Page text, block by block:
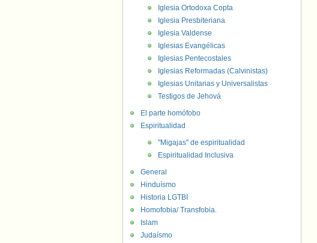
Iglesia Ortodoxa Copta
Iglesia Presbiteriana
Iglesia Valdense
Iglesias Evangélicas
Iglesias Pentecostales
Iglesias Reformadas (Calvinistas)
Iglesias Unitarias y Universalistas
Testigos de Jehová
El parte homófobo
Espiritualidad
"Migajas" de espiritualidad
Espiritualidad Inclusiva
General
Hinduísmo
Historia LGTBI
Homofobia/ Transfobia.
Islam
Judaísmo